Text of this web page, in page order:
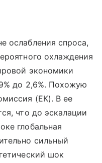
ослабления спроса,
охлаждения
экономики
до 2,6%. Похожую
(ЕК). В ее
что до эскалации
глобальная
сильный
шок